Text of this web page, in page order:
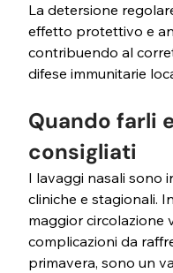
La detersione
effetto protettivo e
contribuendo al
difese immunitarie
Quando farli
consigliati
I lavaggi nasali sono
cliniche e stagionali.
maggior circolazione
complicazioni da
primavera, sono un